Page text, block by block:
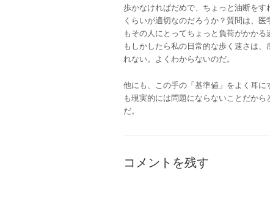
歩かなければだめで、ちょっと油断を
くらいが適切なのだろうか？質問は、
もその人にとってちょっと負荷がかか
もしかしたら私の日常的な歩く速さは
れない。よくわからないのだ。
他にも、この手の「基準値」をよく耳
も現実的には問題にならないことだか
だ。
コメントを残す